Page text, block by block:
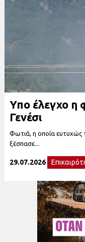
Υπο έλεγχο η
Γενέσι
Φωτιά, η οποία ευτυχώς
ξέσπασε...
29.07.2026